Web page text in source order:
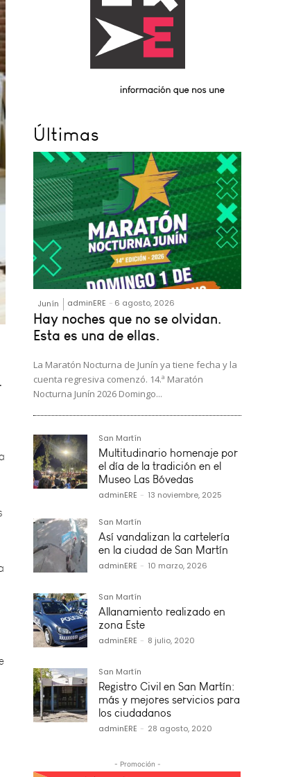
Últimas
Junín adminERE - 6 agosto, 2026
Hay noches que no se olvidan.
Esta es una de ellas.
La Maratón Nocturna de Junín ya tiene fecha y la
cuenta regresiva comenzó. 14.ª Maratón
Nocturna Junín 2026 Domingo...
San Martín
Multitudinario homenaje por
el día de la tradición en el
Museo Las Bóvedas
adminERE - 13 noviembre, 2025
San Martín
Así vandalizan la cartelería
en la ciudad de San Martín
adminERE - 10 marzo, 2026
San Martín
Allanamiento realizado en
zona Este
adminERE - 8 julio, 2020
San Martín
Registro Civil en San Martín:
más y mejores servicios para
los ciudadanos
adminERE - 28 agosto, 2020
- Promoción -